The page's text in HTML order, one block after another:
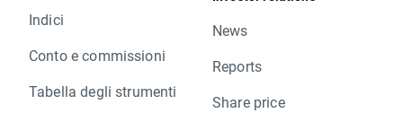
Indici
Conto e commissioni
Tabella degli strumenti
News
Reports
Share price